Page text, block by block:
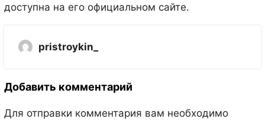
доступна на его официальном сайте.
pristroykin_
Добавить комментарий
Для отправки комментария вам необходимо